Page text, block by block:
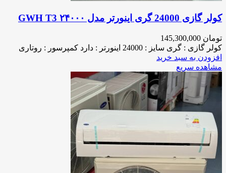
کولر گازی 24000 گری اینورتر مدل ۲۴۰۰۰ GWH T3
تومان
کولر گازی : گری سایز : 24000 اینورتر : دارد کمپرسور : روتاری
افزودن به سبد خرید
مشاهده سریع